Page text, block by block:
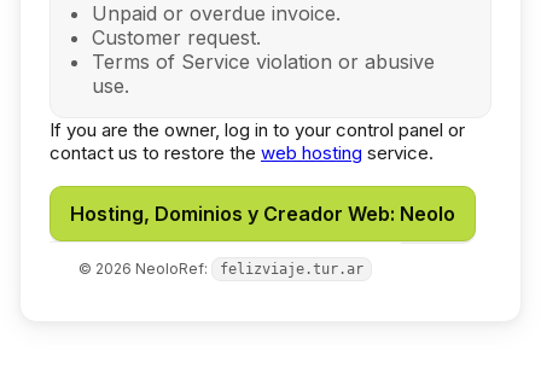
Unpaid or overdue invoice.
Customer request.
Terms of Service violation or abusive
use.
If you are the owner, log in to your control panel or
contact us to restore the web hosting service.
Hosting, Dominios y Creador Web: Neolo
© 2026 NeoloRef: felizviaje.tur.ar